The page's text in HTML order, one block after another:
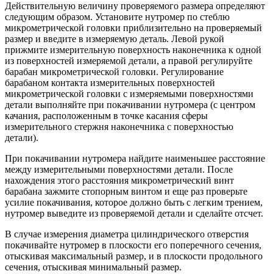
Действительную величину проверяемого размера определяют
следующим образом. Установите нутромер по стеблю
микрометрической головки приблизительно на проверяемый
размер и введите в измеряемую деталь. Левой рукой
прижмите измерительную поверхность наконечника к одной
из поверхностей измеряемой детали, а правой регулируйте
барабан микрометрической головки. Регулирование
барабаном контакта измерительных поверхностей
микрометрической головки с измеряемыми поверхностями
детали выполняйте при покачивании нутромера (с центром
качания, расположенным в точке касания сферы
измерительного стержня наконечника с поверхностью
детали).
При покачивании нутромера найдите наименьшее расстояние
между измерительными поверхностями детали. После
нахождения этого расстояния микрометрический винт
барабана зажмите стопорным винтом и еще раз проверьте
усилие покачивания, которое должно быть с легким трением,
нутромер выведите из проверяемой детали и сделайте отсчет.
В случае измерения диаметра цилиндрического отверстия
покачивайте нутромер в плоскости его поперечного сечения,
отыскивая максимальный размер, и в плоскости продольного
сечения, отыскивая минимальный размер.